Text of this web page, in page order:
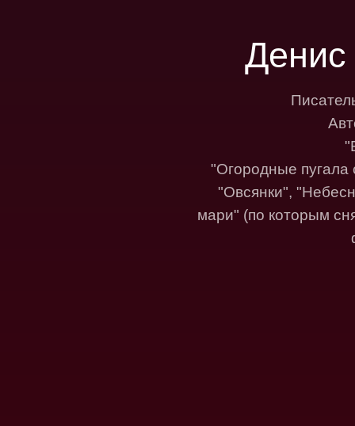
"Огородные пугала
"Овсянки",
мари" (по которым